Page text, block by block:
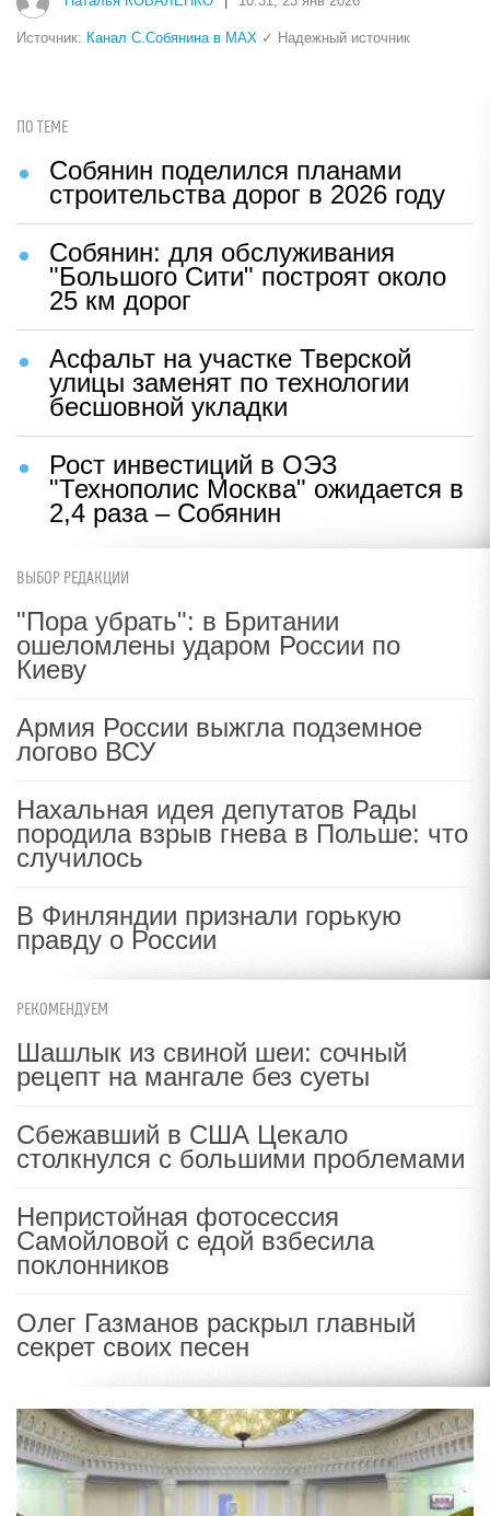
Источник: Канал С.Собянина в MAX ✓ Надежный источник
ПО ТЕМЕ
Собянин поделился планами
строительства дорог в 2026 году
Собянин: для обслуживания
"Большого Сити" построят около
25 км дорог
Асфальт на участке Тверской
улицы заменят по технологии
бесшовной укладки
Рост инвестиций в ОЭЗ
"Технополис Москва" ожидается в
2,4 раза – Собянин
ВЫБОР РЕДАКЦИИ
"Пора убрать": в Британии
ошеломлены ударом России по
Киеву
Армия России выжгла подземное
логово ВСУ
Нахальная идея депутатов Рады
породила взрыв гнева в Польше: что
случилось
В Финляндии признали горькую
правду о России
РЕКОМЕНДУЕМ
Шашлык из свиной шеи: сочный
рецепт на мангале без суеты
Сбежавший в США Цекало
столкнулся с большими проблемами
Непристойная фотосессия
Самойловой с едой взбесила
поклонников
Олег Газманов раскрыл главный
секрет своих песен